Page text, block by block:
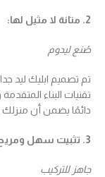
2. متانة لا مثيل لها:
صُنع ليدوم
تم تصميم ابليك
تقنيات البناء
دائمًا يضمن أن
3. تثبيت سهل ومريح:
جاهز للتركيب